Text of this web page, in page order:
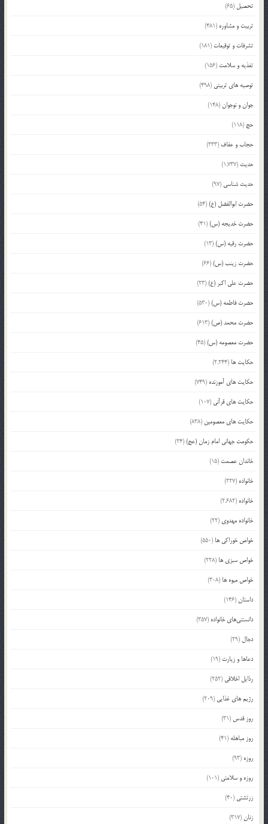
تحصیل (65)
تربیت و مشاوره (481)
تشرفات و توقیعات (181)
تغذیه و سلامت (156)
توصیه های تربیتی (498)
جوان و نوجوان(148)
حج (118)
حجاب و عفاف (333)
حدیث (1,737)
حدیث شناسی (97)
حضرت ابوالفضل (ع)(54)
حضرت خدیجه (س)(41)
حضرت رقیه (س)(13)
حضرت زینب (س)(66)
حضرت علی اکبر (ع)(23)
حضرت فاطمه (س)(530)
حضرت محمد (ص)(613)
حضرت معصومه (س)(45)
حکایت ها (2,244)
حکایت های آموزنده (749)
حکایت های قرآنی (107)
حکایت های معصومین (838)
حکومت جهانی امام زمان (عج)(24)
خاندان عصمت (15)
خانواده (227)
خانواده (2,682)
خانواده مهدوی (22)
خواص خوراکی ها (550)
خواص سبزی ها (228)
خواص میوه ها (308)
داستان(146)
دانستنی‌های خانواده (357)
دجال (29)
دعاها و زیارت (19)
رذایل اخلاقی (252)
رژیم های غذایی (209)
روز قدس (31)
روز مباهله (41)
روزه (93)
روزه و سلامتی (101)
زرتشتی (40)
زنان(317)